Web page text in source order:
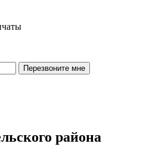
Перезвоните мне
района